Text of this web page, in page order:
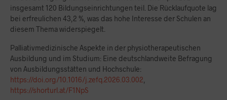
insgesamt 120 Bildungseinrichtungen teil. Die Rücklaufquote lag
bei erfreulichen 43,2 %, was das hohe Interesse der Schulen an
diesem Thema widerspiegelt.
Palliativmedizinische Aspekte in der physiotherapeutischen
Ausbildung und im Studium: Eine deutschlandweite Befragung
von Ausbildungsstätten und Hochschule:
https://doi.org/10.1016/j.zefq.2026.03.002
https://shorturl.at/F1NpS